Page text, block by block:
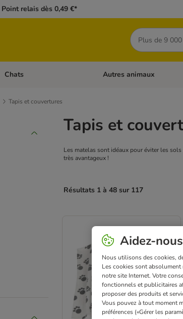
Point relais dès 0,49 €*
Rechercher
Dérouler les catégories: Chiens
Chats Dérouler les catégories:
Autres animaux
Tapis et couvertures
Tapis et
Les matelas sont idéaux pour éviter les
très avantageux !
Résultats 1 à 48 sur 117
Aidez-
Nous utilisons des cookies,
Les cookies sont absolument
notre site Internet. Votre
fonctionnels et publicitaires
proposer des produits et
Vous pouvez à tout moment
préférences («Gérer les